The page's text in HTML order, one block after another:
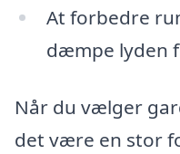
At forbedre
dæmpe lyden
Når du vælger
det være en stor